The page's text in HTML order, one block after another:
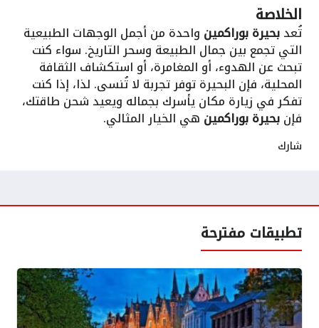
الخلاصة
تُعدبحيرة بوراكمين واحدة من أجمل الوجهات الطبيعية
التي تجمع بين جمال الطبيعة وسحر التاريخ. سواء كنت
تبحث عن الهدوء، أو المغامرة، أو استكشاف الثقافة
المحلية، فإن البحيرة توفر تجربة لا تُنسى. لذا، إذا كنت
تفكر في زيارة مكان يأسرك بجماله ويعيد شحن طاقتك،
فإنبحيرة بوراكمين هي الخيار المثالي.
شارك
تطبيقات مفترحة